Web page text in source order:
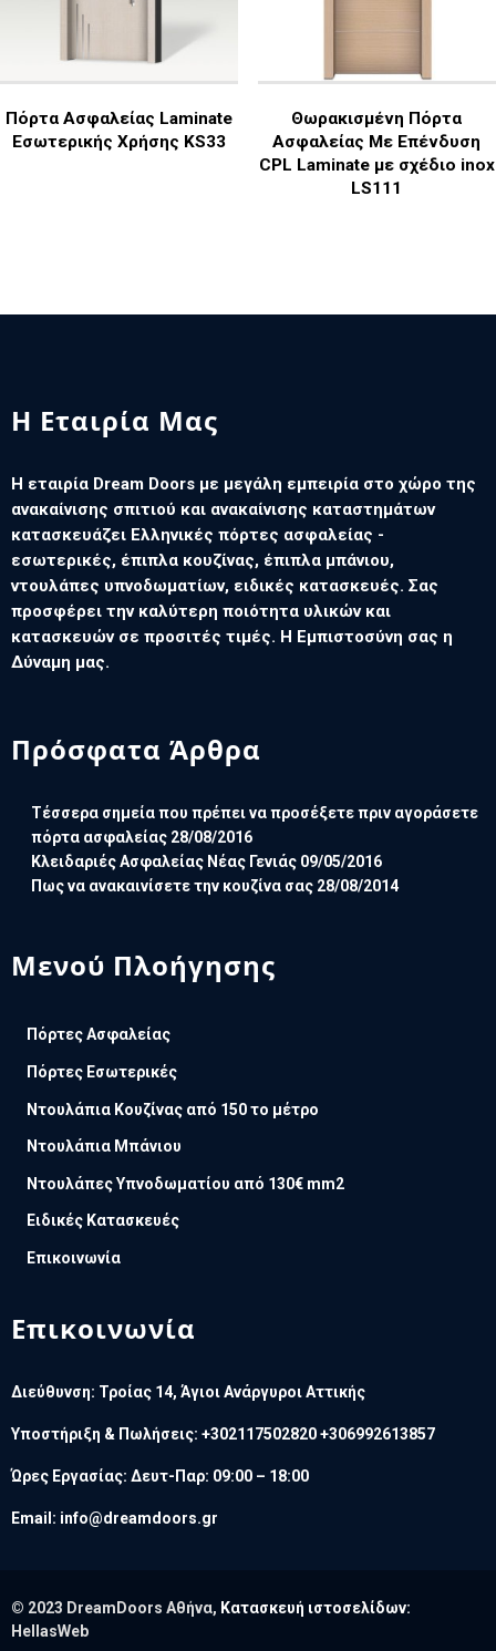
Πόρτα Ασφαλείας Laminate
Εσωτερικής Χρήσης KS33
Θωρακισμένη Πόρτα
Ασφαλείας Με Επένδυση
CPL Laminate με σχέδιο inox
LS111
Η Εταιρία Μας
Η εταιρία Dream Doors με μεγάλη εμπειρία στο χώρο της
ανακαίνισης σπιτιού και ανακαίνισης καταστημάτων
κατασκευάζει Ελληνικές πόρτες ασφαλείας -
εσωτερικές, έπιπλα κουζίνας, έπιπλα μπάνιου,
ντουλάπες υπνοδωματίων, ειδικές κατασκευές. Σας
προσφέρει την καλύτερη ποιότητα υλικών και
κατασκευών σε προσιτές τιμές. Η Εμπιστοσύνη σας η
Δύναμη μας.
Πρόσφατα Άρθρα
Τέσσερα σημεία που πρέπει να προσέξετε πριν αγοράσετε
πόρτα ασφαλείας 28/08/2016
Κλειδαριές Ασφαλείας Νέας Γενιάς 09/05/2016
Πως να ανακαινίσετε την κουζίνα σας 28/08/2014
Μενού Πλοήγησης
Πόρτες Ασφαλείας
Πόρτες Εσωτερικές
Ντουλάπια Κουζίνας από 150 το μέτρο
Ντουλάπια Μπάνιου
Ντουλάπες Υπνοδωματίου από 130€ mm2
Ειδικές Κατασκευές
Επικοινωνία
Επικοινωνία
Διεύθυνση: Τροίας 14, Άγιοι Ανάργυροι Αττικής
Υποστήριξη & Πωλήσεις: +302117502820 +306992613857
Ώρες Εργασίας: Δευτ-Παρ: 09:00 – 18:00
Email: info@dreamdoors.gr
© 2023 DreamDoors Αθήνα, Κατασκευή ιστοσελίδων:
HellasWeb